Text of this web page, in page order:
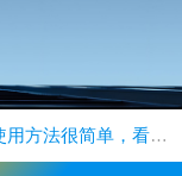
简单，看完您就知道了